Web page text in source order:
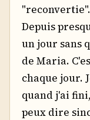
Depuis
un jour sans
de Maria.
chaque jour.
quand j'ai
peux dire